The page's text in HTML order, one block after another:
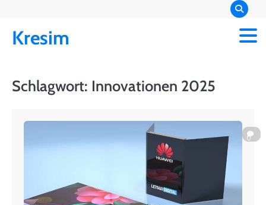
content
Kresim
Schlagwort: Innovationen 2025
0